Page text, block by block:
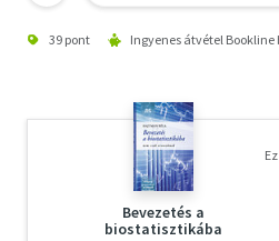
39 pont Ingyenes átvétel Bookline
Bevezetés a
biostatisztikába